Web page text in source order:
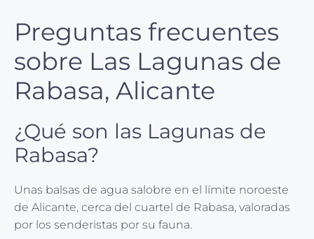
Preguntas frecuentes
sobre Las Lagunas de
Rabasa, Alicante
¿Qué son las Lagunas de
Rabasa?
Unas balsas de agua salobre en el límite noroeste
de Alicante, cerca del cuartel de Rabasa, valoradas
por los senderistas por su fauna.